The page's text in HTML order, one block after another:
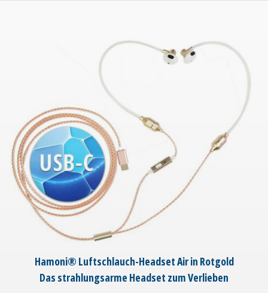
Hamoni® Luftschlauch-Headset Air in Rotgold
Das strahlungsarme Headset zum Verlieben